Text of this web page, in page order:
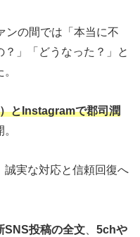
ンの間では「本当に不
」「どうなった？」と
とInstagramで郡司潤
誠実な対応と信頼回復へ
SNS投稿の全文
5chや